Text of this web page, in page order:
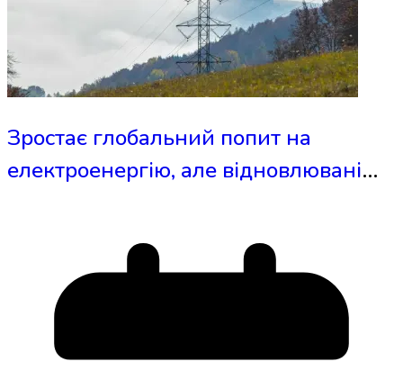
Зростає глобальний попит на
електроенергію, але відновлювані